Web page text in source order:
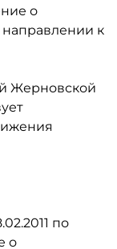
о
к
Жерновской
по
о